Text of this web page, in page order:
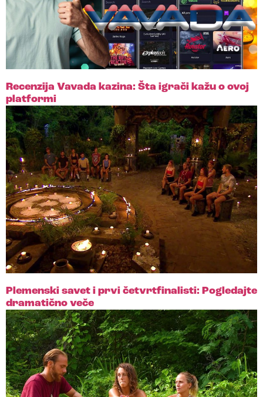
Recenzija Vavada kazina: Šta igrači kažu o ovoj
platformi
Plemenski savet i prvi četvrtfinalisti: Pogledajte
dramatično veče